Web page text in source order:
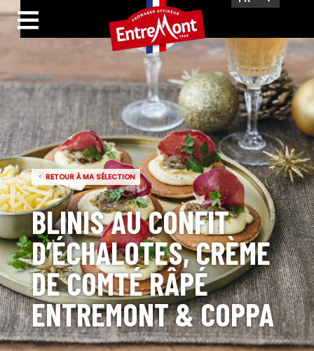
RETOUR À MA SÉLECTION
BLINIS AU CONFIT
D’ÉCHALOTES, CRÈME
DE COMTÉ RÂPÉ
ENTREMONT & COPPA